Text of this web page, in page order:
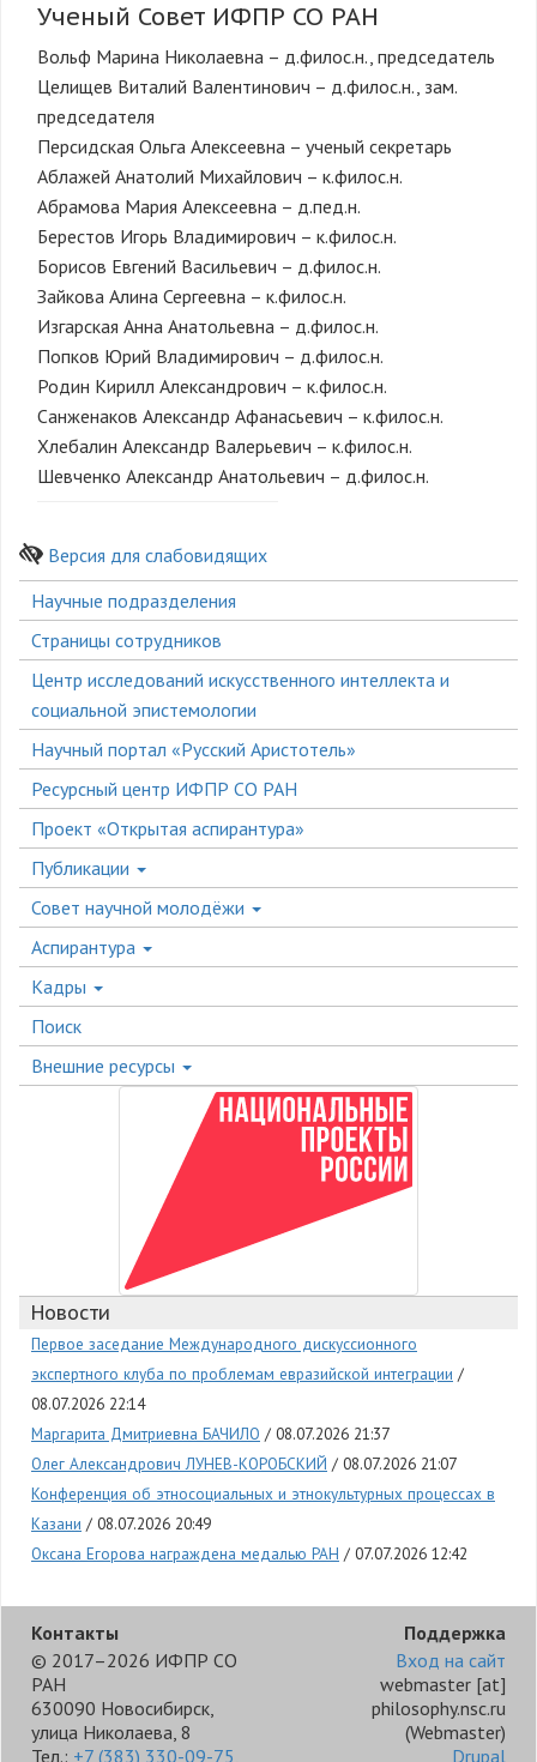
Ученый Совет ИФПР СО РАН
Вольф Марина Николаевна – д.филос.н., председатель
Целищев Виталий Валентинович – д.филос.н., зам.
председателя
Персидская Ольга Алексеевна – ученый секретарь
Аблажей Анатолий Михайлович – к.филос.н.
Абрамова Мария Алексеевна – д.пед.н.
Берестов Игорь Владимирович – к.филос.н.
Борисов Евгений Васильевич – д.филос.н.
Зайкова Алина Сергеевна – к.филос.н.
Изгарская Анна Анатольевна – д.филос.н.
Попков Юрий Владимирович – д.филос.н.
Родин Кирилл Александрович – к.филос.н.
Санженаков Александр Афанасьевич – к.филос.н.
Хлебалин Александр Валерьевич – к.филос.н.
Шевченко Александр Анатольевич – д.филос.н.
Версия для слабовидящих
Боковое
меню
Научные подразделения
Страницы сотрудников
Центр исследований искусственного интеллекта и
социальной эпистемологии
Научный портал «Русский Аристотель»
Ресурсный центр ИФПР СО РАН
Проект «Открытая аспирантура»
Публикации
Совет научной молодёжи
Аспирантура
Кадры
Поиск
Внешние ресурсы
Новости
Первое заседание Международного дискуссионного
экспертного клуба по проблемам евразийской интеграции
08.07.2026 22:14
Маргарита Дмитриевна БАЧИЛО
08.07.2026 21:37
Олег Александрович ЛУНЕВ-КОРОБСКИЙ
08.07.2026 21:07
Конференция об этносоциальных и этнокультурных процессах в
Казани
08.07.2026 20:49
Оксана Егорова награждена медалью РАН
07.07.2026 12:42
Контакты
© 2017–2026 ИФПР СО
РАН
630090 Новосибирск,
улица Николаева, 8
Тел.: +7 (383) 330-09-75
Поддержка
Вход на сайт
webmaster [at]
philosophy.nsc.ru
(Webmaster)
Drupal